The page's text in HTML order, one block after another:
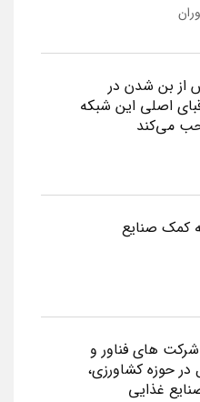
از بن شدن در
اصلی این شبکه
می‌کند
کمک صنایع
های فناور و
در حوزه کشاورزی،
غذایی